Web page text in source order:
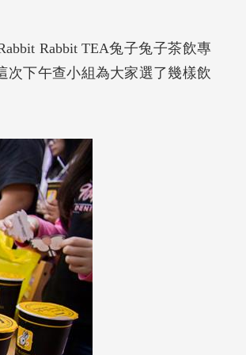
Rabbit TEA兔子兔子茶飲專
次下午查小組為大家選了幾樣飲